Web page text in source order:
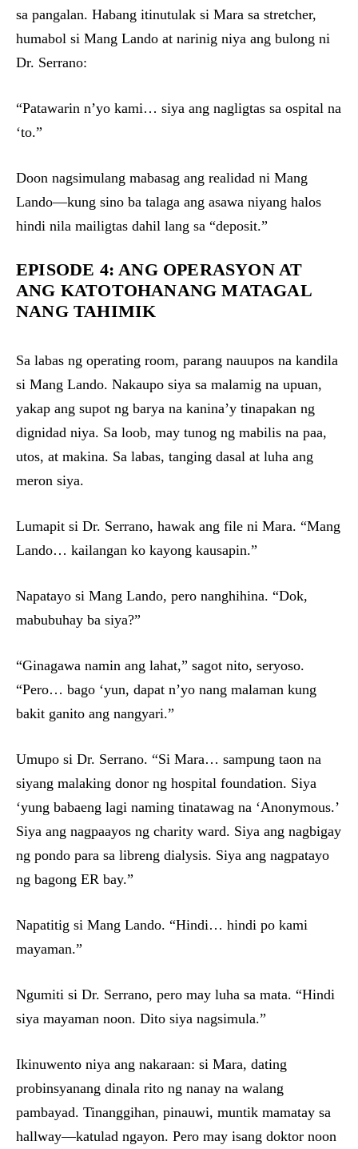
sa pangalan. Habang itinutulak si Mara sa stretcher,
humabol si Mang Lando at narinig niya ang bulong ni
Dr. Serrano:
“Patawarin n’yo kami… siya ang nagligtas sa ospital na
‘to.”
Doon nagsimulang mabasag ang realidad ni Mang
Lando—kung sino ba talaga ang asawa niyang halos
hindi nila mailigtas dahil lang sa “deposit.”
EPISODE 4: ANG OPERASYON AT
ANG KATOTOHANANG MATAGAL
NANG TAHIMIK
Sa labas ng operating room, parang nauupos na kandila
si Mang Lando. Nakaupo siya sa malamig na upuan,
yakap ang supot ng barya na kanina’y tinapakan ng
dignidad niya. Sa loob, may tunog ng mabilis na paa,
utos, at makina. Sa labas, tanging dasal at luha ang
meron siya.
Lumapit si Dr. Serrano, hawak ang file ni Mara. “Mang
Lando… kailangan ko kayong kausapin.”
Napatayo si Mang Lando, pero nanghihina. “Dok,
mabubuhay ba siya?”
“Ginagawa namin ang lahat,” sagot nito, seryoso.
“Pero… bago ‘yun, dapat n’yo nang malaman kung
bakit ganito ang nangyari.”
Umupo si Dr. Serrano. “Si Mara… sampung taon na
siyang malaking donor ng hospital foundation. Siya
‘yung babaeng lagi naming tinatawag na ‘Anonymous.’
Siya ang nagpaayos ng charity ward. Siya ang nagbigay
ng pondo para sa libreng dialysis. Siya ang nagpatayo
ng bagong ER bay.”
Napatitig si Mang Lando. “Hindi… hindi po kami
mayaman.”
Ngumiti si Dr. Serrano, pero may luha sa mata. “Hindi
siya mayaman noon. Dito siya nagsimula.”
Ikinuwento niya ang nakaraan: si Mara, dating
probinsyanang dinala rito ng nanay na walang
pambayad. Tinanggihan, pinauwi, muntik mamatay sa
hallway—katulad ngayon. Pero may isang doktor noon